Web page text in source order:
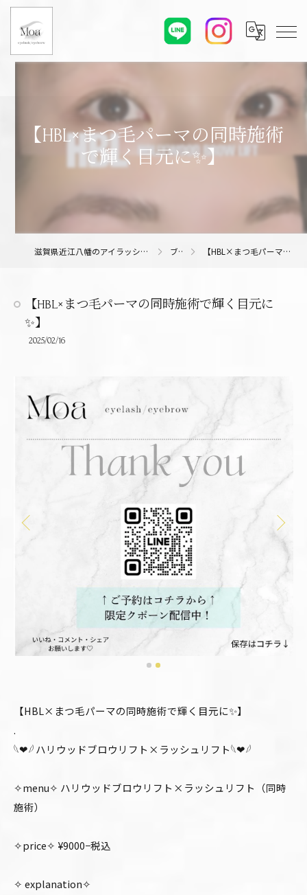
【HBL×まつ毛パーマの同時施術
で輝く目元に✨】
滋賀県近江八幡のアイラッシュサロンならMoa eyelash/eyebrow ブログ 【HBL×まつ毛パーマの同時施術で輝く目元に✨】
【HBL×まつ毛パーマの同時施術で輝く目元に
✨】
2025/02/16
【HBL×まつ毛パーマの同時施術で輝く目元に✨】
.
𓆩❤︎𓆪 ハリウッドブロウリフト×ラッシュリフト𓆩❤︎𓆪
✧menu✧ ハリウッドブロウリフト×ラッシュリフト（同時
施術）
✧price✧ ¥9000−税込
✧ explanation✧